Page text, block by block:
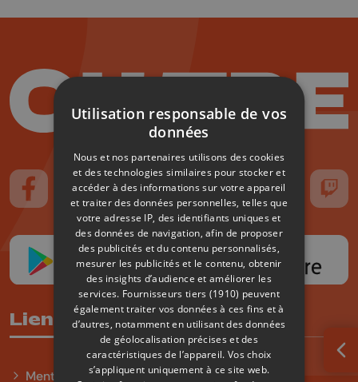
Suivez-nous sur FaceBook
Suivez-nous sur Instagram
Suivez-nous sur TikTokSuivez-nous sur YouTube
Suivez-nous
Liens utiles
Mentions légales
Utilisation responsable de vos
données
Nous et nos partenaires utilisons des cookies
et des technologies similaires pour stocker et
accéder à des informations sur votre appareil
et traiter des données personnelles, telles que
votre adresse IP, des identifiants uniques et
des données de navigation, afin de proposer
des publicités et du contenu personnalisés,
mesurer les publicités et le contenu, obtenir
des insights d’audience et améliorer les
services. Fournisseurs tiers (1910) peuvent
également traiter vos données à ces fins et à
d’autres, notamment en utilisant des données
de géolocalisation précises et des
caractéristiques de l’appareil. Vos choix
s’appliquent uniquement à ce site web.